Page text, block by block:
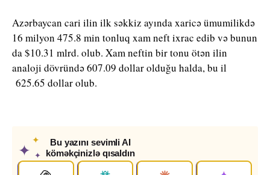
Azərbaycan cari ilin ilk səkkiz ayında xaricə ümumilikdə
16 milyon 475.8 min tonluq xam neft ixrac edib və bunun
da $10.31 mlrd. olub. Xam neftin bir tonu ötən ilin
analoji dövründə 607.09 dollar olduğu halda, bu il
625.65 dollar olub.
✦
✦
✦
Bu yazını sevimli AI
köməkçinizlə qısaldın